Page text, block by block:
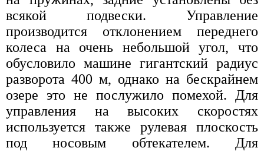
всякой подвески. Управление
производится отклонением переднего
колеса на очень небольшой угол, что
обусловило машине гигантский радиус
разворота 400 м, однако на бескрайнем
озере это не послужило помехой. Для
управления на высоких скоростях
используется также рулевая плоскость
под носовым обтекателем. Для